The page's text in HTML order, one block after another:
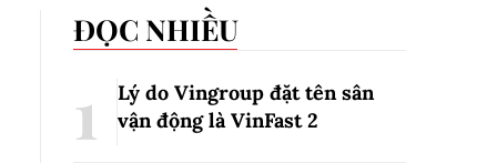
ĐỌC NHIỀU
Lý do Vingroup đặt tên sân
vận động là VinFast2